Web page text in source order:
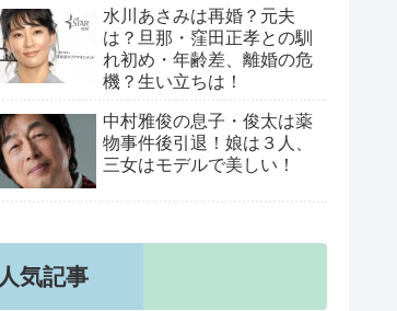
水川あさみは再婚？元夫
は？旦那・窪田正孝との馴
れ初め・年齢差、離婚の危
機？生い立ちは！
中村雅俊の息子・俊太は薬
物事件後引退！娘は３人、
三女はモデルで美しい！
人気記事